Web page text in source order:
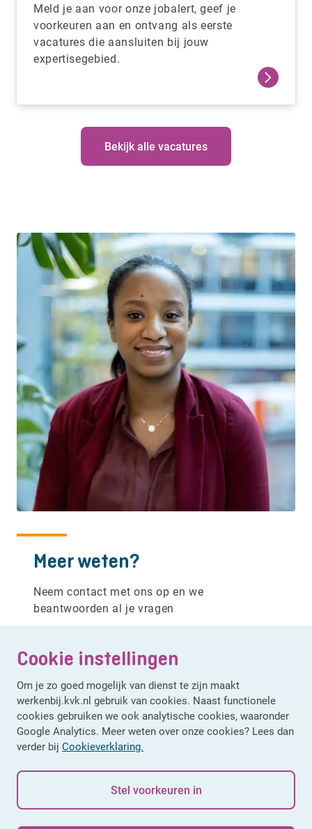
Cookie instellingen
Om je zo goed mogelijk van dienst te zijn maakt
werkenbij.kvk.nl gebruik van cookies. Naast functionele
cookies gebruiken we ook analytische cookies, waaronder
Google Analytics. Meer weten over onze cookies? Lees dan
verder bij Cookieverklaring.
Stel voorkeuren in
Meld je aan voor onze jobalert, geef je
voorkeuren aan en ontvang als eerste
vacatures die aansluiten bij jouw
expertisegebied.
Bekijk alle vacatures
Meer weten?
Neem contact met ons op en we
beantwoorden al je vragen
+31625686225
Stuur een Whatsapp
Stel een vraag